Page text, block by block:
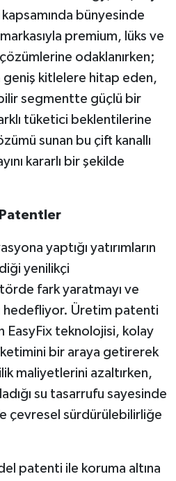
bünyesinde
markasıyla premium, lüks ve
odaklanırken;
geniş kitlelere hitap eden,
segmentte güçlü bir
tüketici beklentilerine
sunan bu çift kanallı
kararlı bir şekilde
Patentler
yaptığı yatırımların
yenilikçi
fark yaratmayı ve
hedefliyor. Üretim patenti
EasyFix teknolojisi, kolay
bir araya getirerek
maliyetlerini azaltırken,
su tasarrufu sayesinde
çevresel sürdürülebilirliğe
patenti ile koruma altına